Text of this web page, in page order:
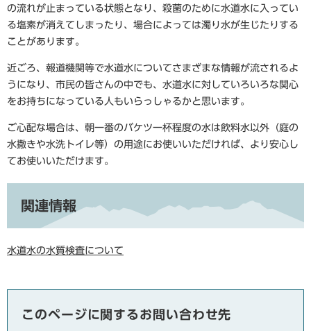
の流れが止まっている状態となり、殺菌のために水道水に入ってい
る塩素が消えてしまったり、場合によっては濁り水が生じたりする
ことがあります。
近ごろ、報道機関等で水道水についてさまざまな情報が流されるよ
うになり、市民の皆さんの中でも、水道水に対していろいろな関心
をお持ちになっている人もいらっしゃるかと思います。
ご心配な場合は、朝一番のバケツ一杯程度の水は飲料水以外（庭の
水撒きや水洗トイレ等）の用途にお使いいただければ、より安心し
てお使いいただけます。
関連情報
水道水の水質検査について
このページに関するお問い合わせ先